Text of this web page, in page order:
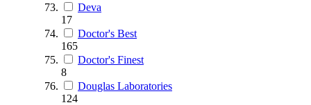
Deva
17
Doctor's Best
165
Doctor's Finest
8
Douglas Laboratories
124